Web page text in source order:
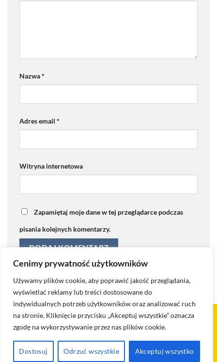
Cenimy prywatność użytkowników
Używamy plików cookie, aby poprawić jakość przeglądania,
wyświetlać reklamy lub treści dostosowane do
indywidualnych potrzeb użytkowników oraz analizować ruch
na stronie. Kliknięcie przycisku „Akceptuj wszystkie” oznacza
zgodę na wykorzystywanie przez nas plików cookie.
Dostosuj Odrzuć wszystkie Akceptuj wszystko
Nazwa*
Adres email *
Witryna internetowa
Zapamiętaj moje dane w tej przeglądarce podczas
pisania kolejnych komentarzy.
Visa PayPal Stripe MasterCard
Cash
Delivery
Doggy Delights 2026 ©Kodowanie strony AIDWAY